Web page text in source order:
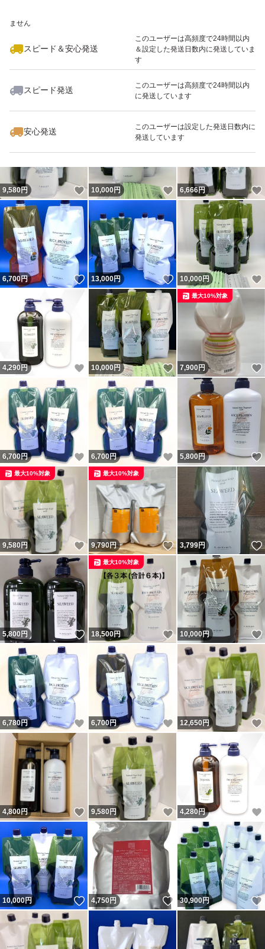
ブロックの対象とさせて頂きます
正当な理由がある場合など
ブロックは致しませんので何卒よろしくお
願いします。
出荷可能日時 ご注意※
ません
スピード＆安心発送
このユーザーは高頻度で24時間以内
＆設定した発送日数内に発送していま
す
スピード発送
このユーザーは高頻度で24時間以内
に発送しています
安心発送
このユーザーは設定した発送日数内に
発送しています
いいね！
6,700
9,580円 いいね！
10,000円 いいね！
6,666円
6,700円 いいね！
13,000円 いいね！
10,000円
4,290 円 いいね！
10,000円 いいね！
7,900円
最大10%対象
6,700円 いいね！
6,700円 いいね！
5,800円
9,580円 いいね！
最大10%対象
9,790円 いいね！
最大10%対象
3,799円
5,800円 いいね！
18,500円 いいね！
最大10%対象
10,000円
6,780円 いいね！
6,700円 いいね！
12,650円
4,800円 いいね！
9,580円 いいね！
4,280円
10,000円 いいね！
4,750円 いいね！
30,900円